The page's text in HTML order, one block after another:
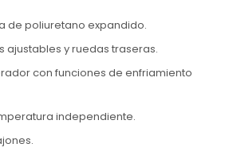
de poliuretano expandido.
ajustables y ruedas traseras.
con funciones de enfriamiento
independiente.